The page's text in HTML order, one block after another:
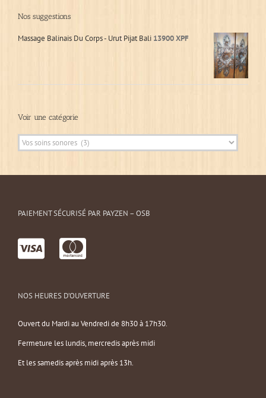
Nos suggestions
Massage Balinais Du Corps - Urut Pijat Bali 13900XPF
Voir une catégorie
PAIEMENT SÉCURISÉ PAR PAYZEN – OSB
NOS HEURES D’OUVERTURE
Ouvert du Mardi au Vendredi de 8h30 à 17h30.
Fermeture les lundis, mercredis après midi
Et les samedis après midi après 13h.